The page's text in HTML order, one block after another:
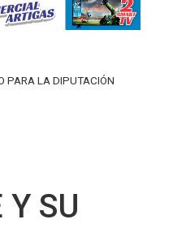
PARA LA DIPUTACIÓN
SU